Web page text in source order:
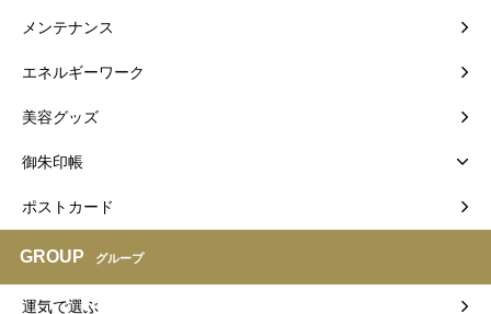
メンテナンス
エネルギーワーク
美容グッズ
御朱印帳
ポストカード
GROUP グループ
運気で選ぶ